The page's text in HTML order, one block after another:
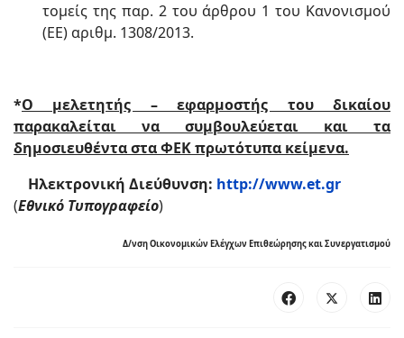
τομείς της παρ. 2 του άρθρου 1 του Κανονισμού
(ΕΕ) αριθμ. 1308/2013.
*Ο μελετητής – εφαρμοστής του δικαίου
παρακαλείται να συμβουλεύεται και τα
δημοσιευθέντα στα ΦΕKπρωτότυπα κείμενα.
Ηλεκτρονική Διεύθυνση: http://www.et.gr
(Εθνικό Τυπογραφείο)
Δ/νση Οικονομικών Ελέγχων Επιθεώρησης και Συνεργατισμού